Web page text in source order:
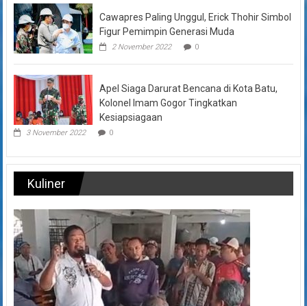
Cawapres Paling Unggul, Erick Thohir Simbol
Figur Pemimpin Generasi Muda
2 November 2022 0
Apel Siaga Darurat Bencana di Kota Batu,
Kolonel Imam Gogor Tingkatkan
Kesiapsiagaan
3 November 2022 0
Kuliner